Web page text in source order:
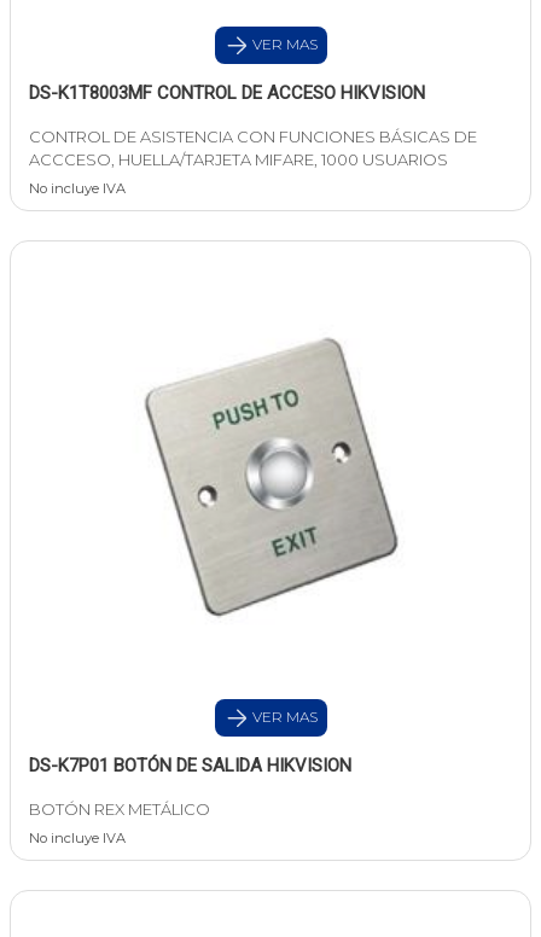
VER MAS
DS-K1T8003MF CONTROL DE ACCESO HIKVISION
CONTROL DE ASISTENCIA CON FUNCIONES BÁSICAS DE
ACCCESO, HUELLA/TARJETA MIFARE, 1000 USUARIOS
No incluye IVA
VER MAS
DS-K7P01 BOTÓN DE SALIDA HIKVISION
BOTÓN REX METÁLICO
No incluye IVA